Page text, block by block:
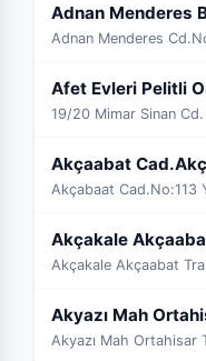
Adnan Menderes
Adnan Menderes
Afet Evleri Pelitli
19/20 Mimar Sinan
Akçaabat
Akçabaat Cad.No:113
Akçakale
Akçakale Akçaabat
Akyazı Mah
Akyazı Mah Ortahisar